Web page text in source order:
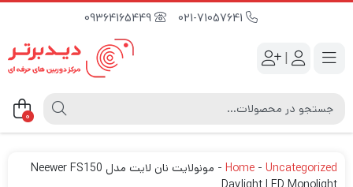
09364165449
|
0
Home - Uncategorized
-
مونولایت نان لایت مدل Neewer FS150